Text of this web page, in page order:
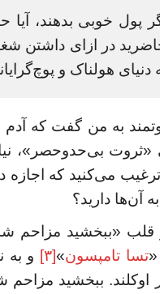
پول خوبی بدهند، آیا
در ازای داشتن
دنیای هولناک و
به من گفت که آدم
«ثروت بی‌حدوحصر»،
می‌کنید که اجازه
آن‌ها دارید؟
قلب «ببخشید مزاحم
«تسا تامپسون»[۳] و به
اوکلند. ببخشید مزاحم